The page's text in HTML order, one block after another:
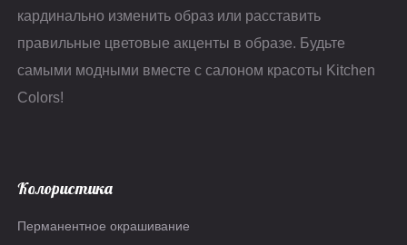
кардинально изменить образ или расставить
правильные цветовые акценты в образе. Будьте
самыми модными вместе с салоном красоты Kitchen
Colors!
Колористика
Перманентное окрашивание